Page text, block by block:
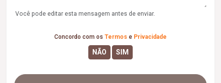
Você pode editar esta mensagem antes de enviar.
Concordo com os Termos e Privacidade